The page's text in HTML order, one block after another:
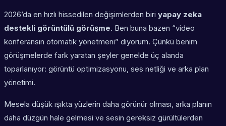
2026’da en hızlı hissedilen değişimlerden biri yapay zeka
destekli görüntülü görüşme. Ben buna bazen “video
konferansın otomatik yönetmeni” diyorum. Çünkü benim
görüşmelerde fark yaratan şeyler genelde üç alanda
toparlanıyor: görüntü optimizasyonu, ses netliği ve arka plan
yönetimi.
Mesela düşük ışıkta yüzlerin daha görünür olması, arka planın
daha düzgün hale gelmesi ve sesin gereksiz gürültülerden